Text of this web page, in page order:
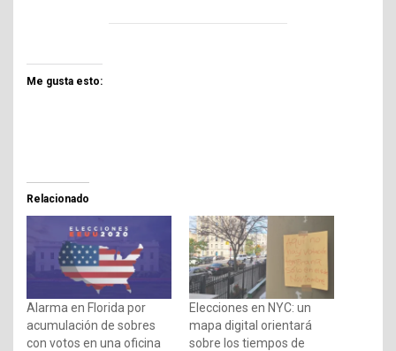
Me gusta esto:
Relacionado
Alarma en Florida por
acumulación de sobres
con votos en una oficina
Elecciones en NYC: un
mapa digital orientará
sobre los tiempos de